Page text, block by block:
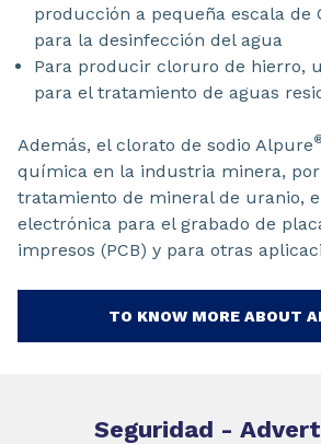
producción a pequeña escala de
para la desinfección del agua
Para producir cloruro de hierro,
para el tratamiento de aguas
Además, el clorato de sodio Alpure
química en la industria minera,
tratamiento de mineral de uranio,
electrónica para el grabado de
impresos (PCB) y para otras
TO KNOW MORE ABOUT
Seguridad -